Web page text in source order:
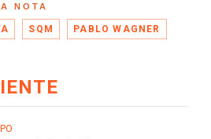
NOTA
SQM PABLO WAGNER